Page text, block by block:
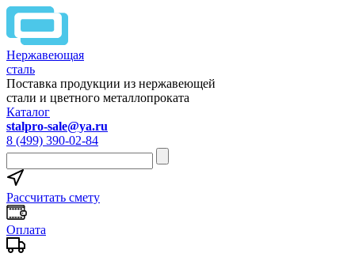
Нержавеющая
сталь
Поставка продукции из нержавеющей
стали и цветного металлопроката
Каталог
stalpro-sale@ya.ru
8 (499) 390-02-84
Рассчитать смету
Оплата